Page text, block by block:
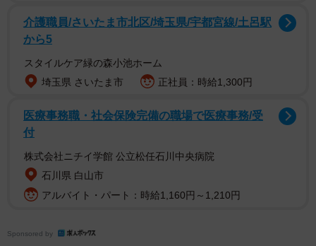
夫婦ともに80代になり、阿木さんは新たな挑戦として、80
歳から歌のレッスンを始めたとも。作詞家の視点で歌と向
き合ってきましたが、変化もあったといいます。一方の宇
崎さんは歌い続けて半世紀を超え、20年以上ボイストレー
ニングに通うなど、努力について明かしています。
介護職員/さいたま市北区/埼玉県/宇都宮線/土呂駅
から5
スタイルケア緑の森小池ホーム
埼玉県 さいたま市
正社員：時給1,300円
医療事務職・社会保険完備の職場で医療事務/受
付
株式会社ニチイ学館 公立松任石川中央病院
石川県 白山市
アルバイト・パート：時給1,160円～1,210円
Sponsored by